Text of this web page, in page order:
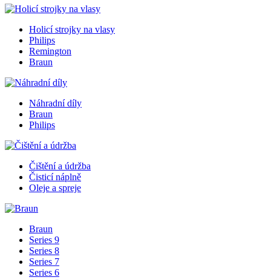
Holicí strojky na vlasy
Philips
Remington
Braun
Náhradní díly
Braun
Philips
Čištění a údržba
Čisticí náplně
Oleje a spreje
Braun
Series 9
Series 8
Series 7
Series 6